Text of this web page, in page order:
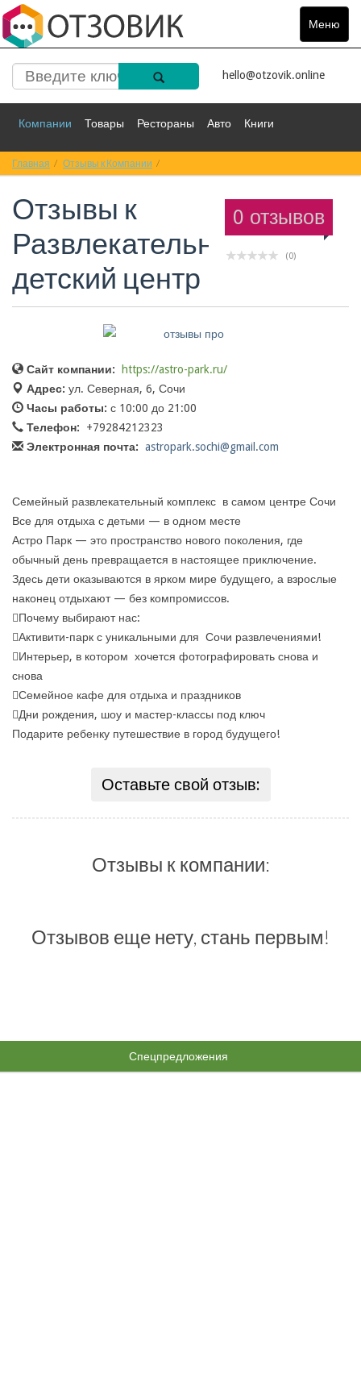
Меню
Toggle
hello@otzovik.online
Компании Товары Рестораны Авто Книги
Спорт Фильмы Деньги
Красота Здоровье
Главная Отзывы к Компании
0 отзывов
(0)
Отзывы к
Развлекательный
детский центр
Сайт компании:
https://astro-park.ru/
Адрес: ул. Северная, 6, Сочи
Часы работы: с 10:00 до 21:00
Телефон:
+79284212323
Электронная почта: astropark.sochi@gmail.com
Семейный развлекательный комплекс в самом центре Сочи
Все для отдыха с детьми — в одном месте
Астро Парк — это пространство нового поколения, где
обычный день превращается в настоящее приключение.
Здесь дети оказываются в ярком мире будущего, а взрослые
наконец отдыхают — без компромиссов.
Почему выбирают нас:
Активити-парк с уникальными для Сочи развлечениями!
Интерьер, в котором хочется фотографировать снова и
снова
Семейное кафе для отдыха и праздников
Дни рождения, шоу и мастер-классы под ключ
Подарите ребенку путешествие в город будущего!
Оставьте свой отзыв:
Отзывы к компании:
Отзывов еще нету, стань первым!
Спецпредложения